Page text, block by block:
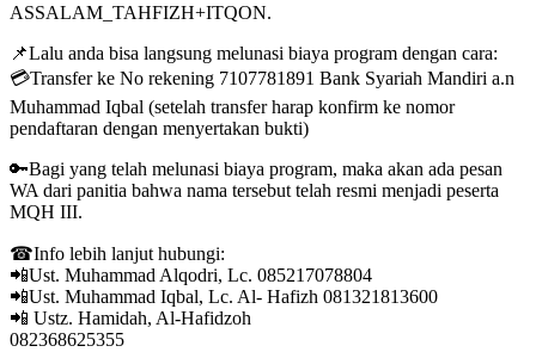
ASSALAM_TAHFIZH+ITQON.
📌Lalu anda bisa langsung melunasi biaya program dengan cara:
💳Transfer ke No rekening 7107781891 Bank Syariah Mandiri a.n
Muhammad Iqbal (setelah transfer harap konfirm ke nomor
pendaftaran dengan menyertakan bukti)
🔑Bagi yang telah melunasi biaya program, maka akan ada pesan
WA dari panitia bahwa nama tersebut telah resmi menjadi peserta
MQH III.
☎Info lebih lanjut hubungi:
📲Ust. Muhammad Alqodri, Lc. 085217078804
📲Ust. Muhammad Iqbal, Lc. Al- Hafizh 081321813600
📲 Ustz. Hamidah, Al-Hafidzoh
082368625355